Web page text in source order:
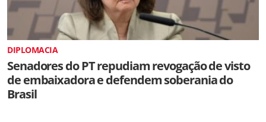
DIPLOMACIA
Senadores do PT repudiam revogação de visto
de embaixadora e defendem soberania do
Brasil